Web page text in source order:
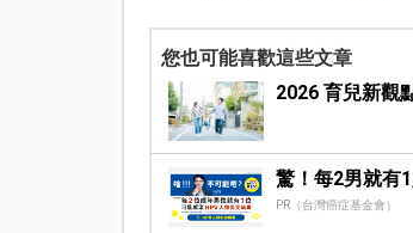
您也可能喜歡這些文章
2026 育兒新觀
驚！每2男就有
PR（台灣癌症基金會）